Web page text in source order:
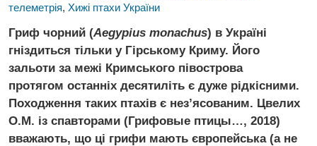
телеметрія, Хижі птахи України
Гриф чорний (Aegypius monachus) в Україні
гніздиться тільки у Гірському Криму. Його
зальоти за межі Кримського півострова
протягом останніх десятиліть є дуже рідкісними.
Походження таких птахів є нез’ясованим. Цвелих
О.М. із спавторами (Грифовые птицы…, 2018)
вважають, що ці грифи мають європейська (а не